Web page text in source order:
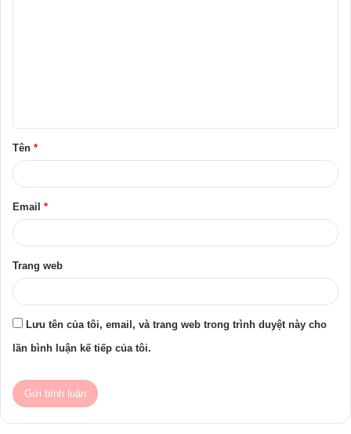
ậ
n
Tên *
Email *
Trang web
Lưu tên của tôi, email, và trang web trong trình duyệt này cho
lần bình luận kế tiếp của tôi.